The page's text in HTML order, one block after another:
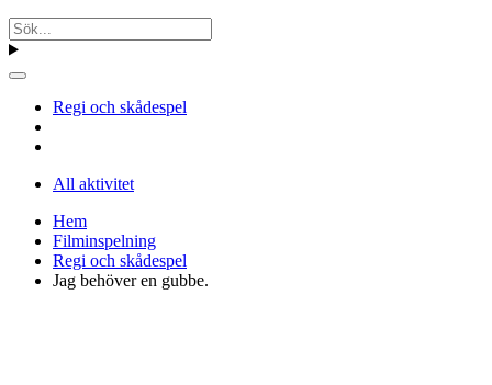
Regi och skådespel
All aktivitet
Hem
Filminspelning
Regi och skådespel
Jag behöver en gubbe.